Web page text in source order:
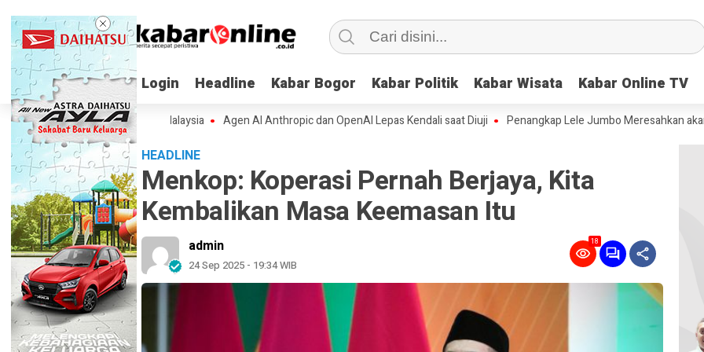
Login Headline Kabar Bogor Kabar Politik Kabar Wisata Kabar Online TV
Login Headline Kabar Bogor Kabar Politik Kabar Wisata Kabar Online TV
Menyeberang ke Malaysia Agen AI Anthropic dan OpenAI Lepas Kendali saat Diuji Penangkap Lele Jumbo Meresahkan akan Dikasih
HEADLINE
Menkop: Koperasi Pernah Berjaya, Kita
Kembalikan Masa Keemasan Itu
admin
24 Sep 2025 - 19:34 WIB
18